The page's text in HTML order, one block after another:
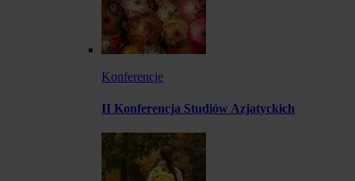
Konferencje
II Konferencja Studiów Azjatyckich